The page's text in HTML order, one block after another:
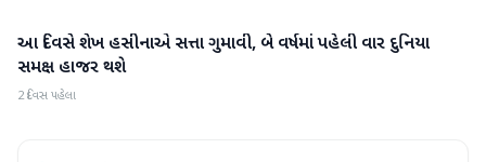
આંતરરાષ્ટ્રીય
આ દિવસે શેખ હસીનાએ સત્તા ગુમાવી, બે વર્ષમાં પહેલી વાર દુનિયા
સમક્ષ હાજર થશે
2 દિવસ પહેલા